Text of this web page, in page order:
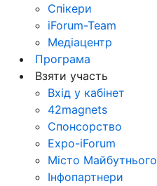
Спікери
iForum-Team
Медіацентр
Програма
Взяти участь
Вхід у кабінет
42magnets
Спонсорство
Expo-iForum
Місто Майбутнього
Інфопартнери